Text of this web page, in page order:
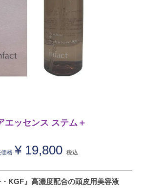
エッセンス ステム＋
価格 ¥ 19,800 税込
・KGF』高濃度配合の頭皮用美容液